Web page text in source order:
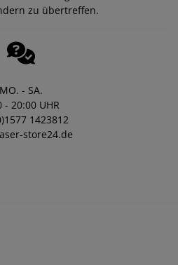
zu übertreffen.
MO. - SA.
- 20:00 UHR
1423812
store24.de